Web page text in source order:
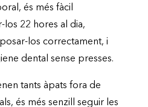
és més fàcil
los 22 hores al dia,
los correctament, i
dental sense presses.
tants àpats fora de
és més senzill seguir les